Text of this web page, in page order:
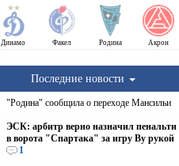
Динамо Факел Родина Акрон
Последние новости
"Родина" сообщила о переходе Мансильи
ЭСК: арбитр верно назначил пенальти
в ворота "Спартака" за игру Ву рукой
1